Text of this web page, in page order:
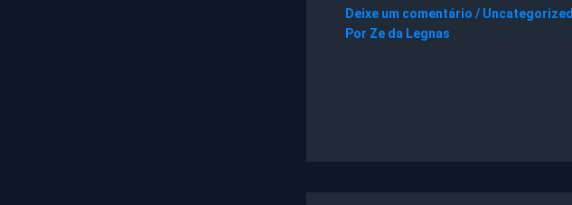
Deixe um comentário / Uncategorized
Por Ze da Legnas